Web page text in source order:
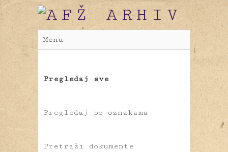
Menu
Pregledaj sve
Pregledaj po oznakama
Pretraži dokumente